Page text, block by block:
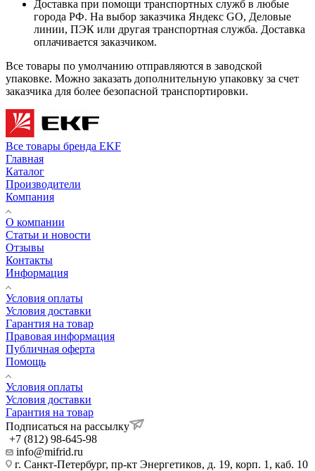
Доставка при помощи транспортных служб в любые
города РФ. На выбор заказчика Яндекс GO, Деловые
линии, ПЭК или другая транспортная служба. Доставка
оплачивается заказчиком.
Все товары по умолчанию отправляются в заводской
упаковке. Можно заказать дополнительную упаковку за счет
заказчика для более безопасной транспортировки.
Все товары бренда EKF
Главная
Каталог
Производители
Компания
О компании
Статьи и новости
Отзывы
Контакты
Информация
Условия оплаты
Условия доставки
Гарантия на товар
Правовая информация
Публичная оферта
Помощь
Условия оплаты
Условия доставки
Гарантия на товар
Подписаться на рассылку
+7 (812) 98-645-98
info@mifrid.ru
г. Санкт-Петербург, пр-кт Энергетиков, д. 19, корп. 1, каб. 10